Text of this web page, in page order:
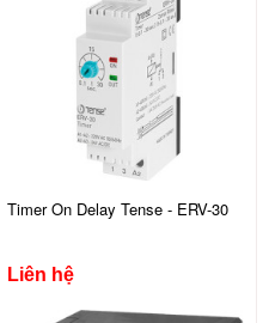
Timer On Delay Tense - ERV-30
Liên hệ